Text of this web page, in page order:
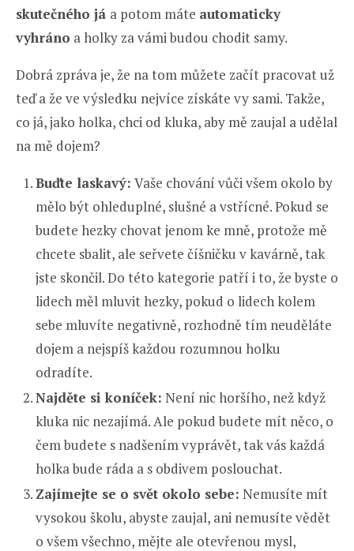
skutečného já a potom máte automaticky
vyhráno a holky za vámi budou chodit samy.
Dobrá zpráva je, že na tom můžete začít pracovat už
teď a že ve výsledku nejvíce získáte vy sami. Takže,
co já, jako holka, chci od kluka, aby mě zaujal a udělal
na mě dojem?
Buďte laskavý: Vaše chování vůči všem okolo by
mělo být ohleduplné, slušné a vstřícné. Pokud se
budete hezky chovat jenom ke mně, protože mě
chcete sbalit, ale seřvete číšničku v kavárně, tak
jste skončil. Do této kategorie patří i to, že byste o
lidech měl mluvit hezky, pokud o lidech kolem
sebe mluvíte negativně, rozhodně tím neuděláte
dojem a nejspíš každou rozumnou holku
odradíte.
Najděte si koníček: Není nic horšího, než když
kluka nic nezajímá. Ale pokud budete mít něco, o
čem budete s nadšením vyprávět, tak vás každá
holka bude ráda a s obdivem poslouchat.
Zajímejte se o svět okolo sebe: Nemusíte mít
vysokou školu, abyste zaujal, ani nemusíte vědět
o všem všechno, mějte ale otevřenou mysl,